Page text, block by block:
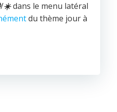
/☀️dans le menu latéral
du thème jour à